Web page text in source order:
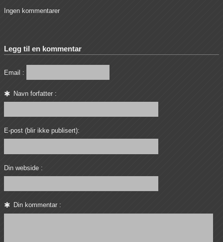
Ingen kommentarer
Legg til en kommentar
Email :
Navn forfatter :
E-post (blir ikke publisert):
Din webside :
Din kommentar :